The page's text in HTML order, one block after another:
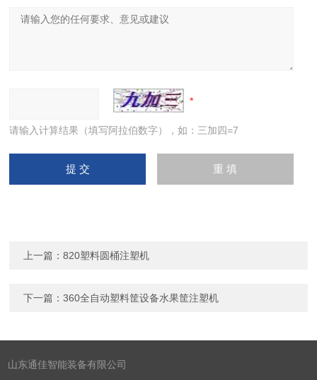
请输入计算结果（填写阿拉伯数字），如：三加四=7
上一篇：820塑料圆桶注塑机
下一篇：360全自动塑料筐设备水果筐注塑机
山东通佳智能装备有限公司